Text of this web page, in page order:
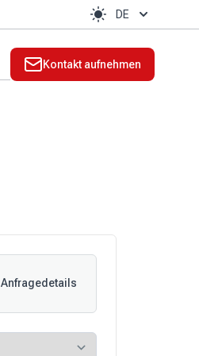
DE
Kontakt aufnehmen
Anfragedetails